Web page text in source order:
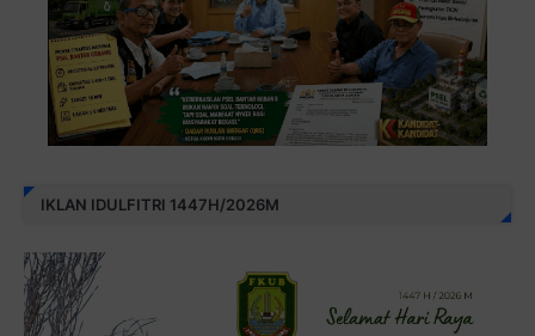
IKLAN IDULFITRI 1447H/2026M